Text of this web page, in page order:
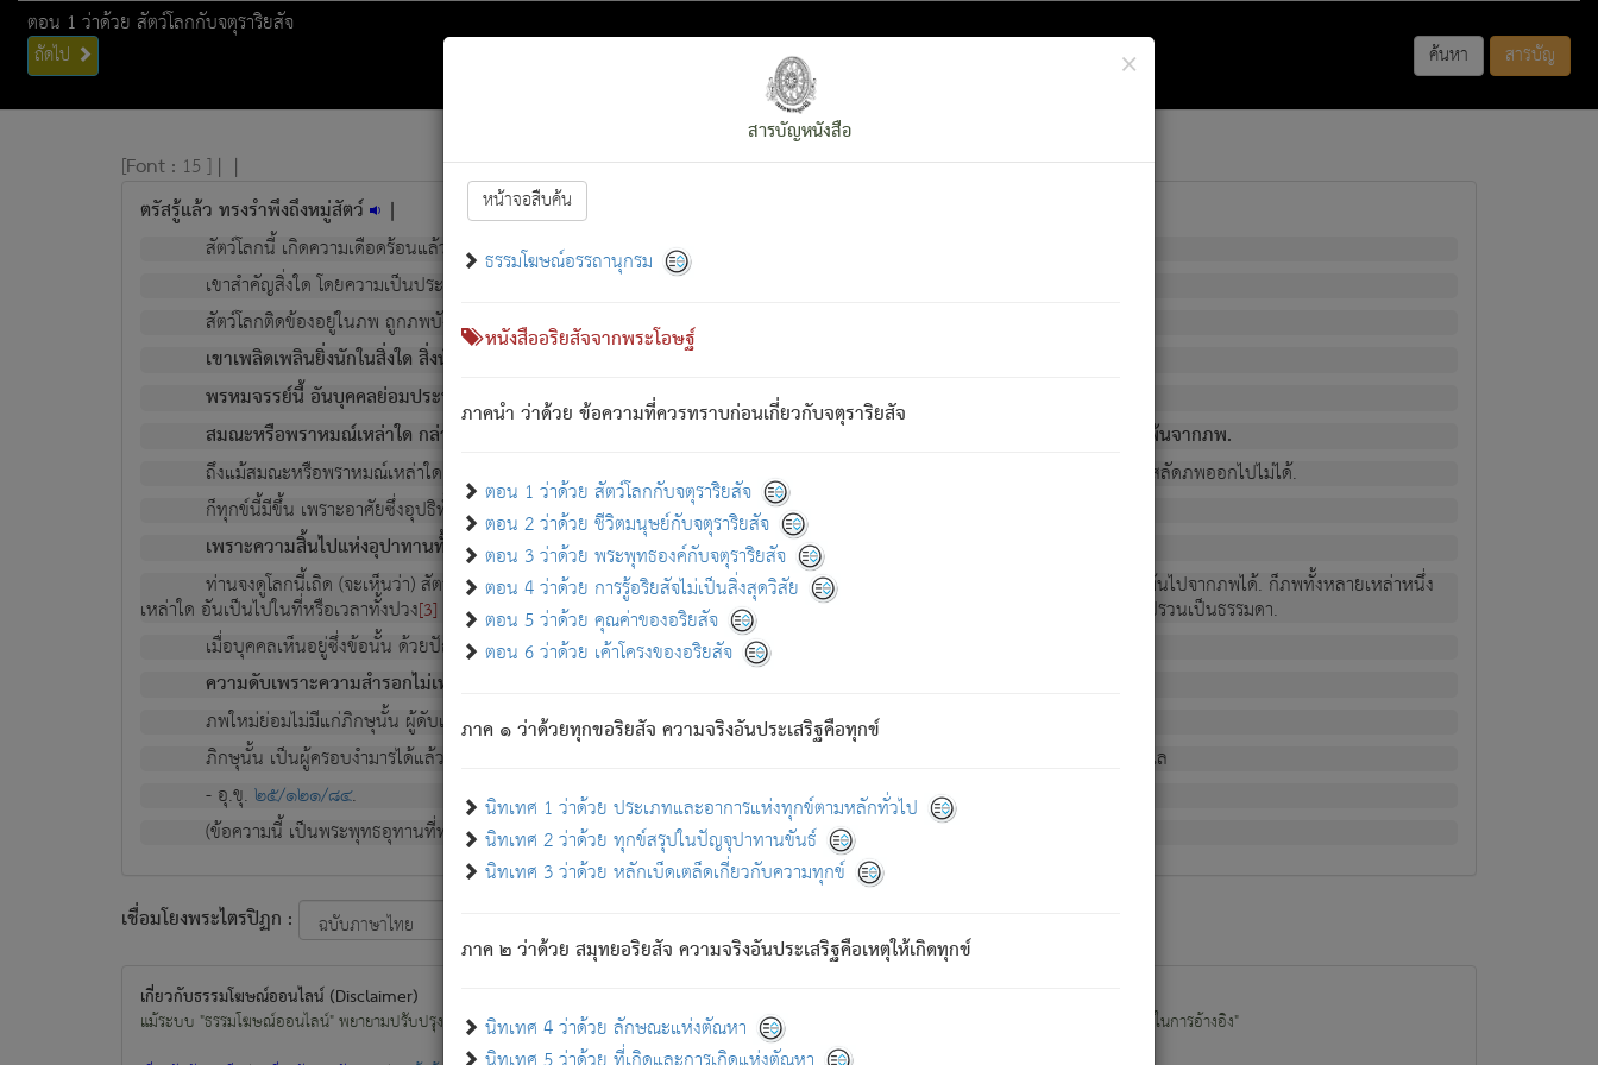
ตอน 1 ว่าด้วย สัตว์โลกกับจตุราริยสัจ
ถัดไป ค้นหา สารบัญ
×
สารบัญหนังสือ
หน้าจอสืบค้น
ธรรมโฆษณ์อรรถานุกรม
หนังสืออริยสัจจากพระโอษฐ์
ภาคนำ ว่าด้วย ข้อความที่ควรทราบก่อนเกี่ยวกับจตุราริยสัจ
ตอน 1 ว่าด้วย สัตว์โลกกับจตุราริยสัจ
ตอน 2 ว่าด้วย ชีวิตมนุษย์กับจตุราริยสัจ
ตอน 3 ว่าด้วย พระพุทธองค์กับจตุราริยสัจ
ตอน 4 ว่าด้วย การรู้อริยสัจไม่เป็นสิ่งสุดวิสัย
ตอน 5 ว่าด้วย คุณค่าของอริยสัจ
ตอน 6 ว่าด้วย เค้าโครงของอริยสัจ
ภาค ๑ ว่าด้วยทุกขอริยสัจ ความจริงอันประเสริฐคือทุกข์
นิทเทศ 1 ว่าด้วย ประเภทและอาการแห่งทุกข์ตามหลักทั่วไป
นิทเทศ 2 ว่าด้วย ทุกข์สรุปในปัญจุปาทานขันธ์
นิทเทศ 3 ว่าด้วย หลักเบ็ดเตล็ดเกี่ยวกับความทุกข์
ภาค ๒ ว่าด้วย สมุทยอริยสัจ ความจริงอันประเสริฐคือเหตุให้เกิดทุกข์
นิทเทศ 4 ว่าด้วย ลักษณะแห่งตัณหา
[Font : 15 ] | |
ตรัสรู้แล้ว ทรงรำพึงถึงหมู่สัตว์ |
สัตว์โลกนี้ เกิดความเดือดร้อนแล้ว มีผัสสะบังหน้า[1]ย่อมกล่าวซึ่งโรค (ความเสียดแทง) นั้นโดยความเป็นตัวเป็นตน
เขาสำคัญสิ่งใด โดยความเป็นประการใด แต่สิ่งนั้นย่อมเป็น (ตามที่เป็นจริง) โดยประการอื่นจากที่เขาสำคัญนั้น
สัตว์โลกติดข้องอยู่ในภพ ถูกภพบังหน้าแล้ว มีภพโดยความเป็นอย่างอื่น (จากที่มันเป็นอยู่จริง) จึงได้เพลิดเพลินยิ่งนักในภพนั้น
เขาเพลิดเพลินยิ่งนักในสิ่งใด สิ่งนั้นเป็นภัย (ที่เขาไม่รู้จัก) : เขากลัวต่อสิ่งใดสิ่งนั้นเป็นทุกข์
พรหมจรรย์นี้ อันบุคคลย่อมประพฤติ ก็เพื่อการละขาดซึ่งภพ.
สมณะหรือพราหมณ์เหล่าใด กล่าวความหลุดพ้นจากภพว่ามีได้เพราะภพ เรากล่าวว่า สมณะหรือพราหมณ์ทั้งปวงนั้น มิใช่ผู้หลดพ้นจากภพ.
ถึงแม้สมณะหรือพราหมณ์เหล่าใด กล่าวความออกไปได้จากภพ ว่ามีได้เพราะวิภพ[2]
: เรากล่าวว่า สมณะหรือพราหมณ์ทั้งปวงนั้น ก็ยังสลัดภพออกไปไม่ได้.
ก็ทุกข์นี้มีขึ้น เพราะอาศัยซึ่งอุปธิทั้งปวง.
เพราะความสิ้นไปแห่งอุปาทานทั้งปวง ความเกิดขึ้นแห่งทุกข์จึงไม่มี.
ท่านจงดูโลกนี้เถิด (จะเห็นว่า) สัตว์ทั้งหลายอันอวิชาหนาแน่นบังหนาแล้ว; และว่า สัตว์ผู้ยินดีในภพอันเป็นแล้วนั้น ย่อมไม่เป็นผู้หลุดพ้นไปจากภพได้. ก็ภพทั้งหลายเหล่าหนึ่ง
เหล่าใด อันเป็นไปในที่หรือเวลาทั้งปวง[3] เพื่อความมีแห่งประโยชน์โดยประการทั้งปวง; ภพทั้งหลายทั้งหมดนั้น ไม่เที่ยง เป็นทุกข์ มีความแปรปรวนเป็นธรรมดา.
เมื่อบุคคลเห็นอยู่ซึ่งข้อนั้น ด้วยปัญญาอันชอบตามที่เป็นจริงอย่างนี้อยู่; เขาย่อมละภวตัณหาได้ และไม่เพลิดเพลินวิภวตัณหาด้วย.
ความดับเพราะความสำรอกไม่เหลือ (แห่งภพทั้งหลาย) เพราะความสิ้นไปแห่งตัณหาโดยประการทั้งปวง นั้นคือนิพพาน.
ภพใหม่ย่อมไม่มีแก่ภิกษุนั้น ผู้ดับเย็นสนิทแล้ว เพราะไม่มีความยึดมั่น
ภิกษุนั้น เป็นผู้ครอบงำมารได้แล้ว ชนะสงครามแล้ว ก้าวล่วงภพทั้งหลายทั้งปวงได้แล้ว เป็นผู้คงที่ (คือไม่เปลี่ยนแปลงอีกต่อไป). ดังนี้แล
- อุ.ขุ.๒๕/๑๒๑/๘๔.
(ข้อความนี้ เป็นพระพุทธอุทานที่ทรงเปล่งออก ที่โคนต้นโพธิ์เป็นที่ตรัสรู้ เมื่อตรัสรู้แล้วได้ 7 วัน)
เชื่อมโยงพระไตรปิฏก :
เกี่ยวกับธรรมโฆษณ์ออนไลน์ (Disclaimer)
แม้ระบบ "ธรรมโฆษณ์ออนไลน์" พยายามปรับปรุงข้อมูลให้ถูกต้องมากที่สุด ผู้ศึกษาก็พึงตรวจสอบกับตัวเล่มหนังสือต้นฉบับ ที่มีการพิมพ์ครั้งล่าสุด ก่อนนำข้อมูลไปใช้ในการอ้างอิง"